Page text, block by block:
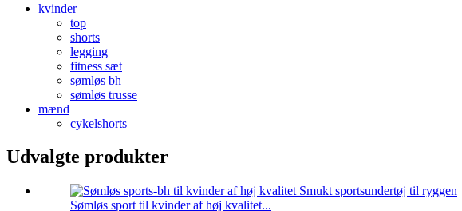
kvinder
top
shorts
legging
fitness sæt
sømløs bh
sømløs trusse
mænd
cykelshorts
Udvalgte produkter
Sømløs sport til kvinder af høj kvalitet...